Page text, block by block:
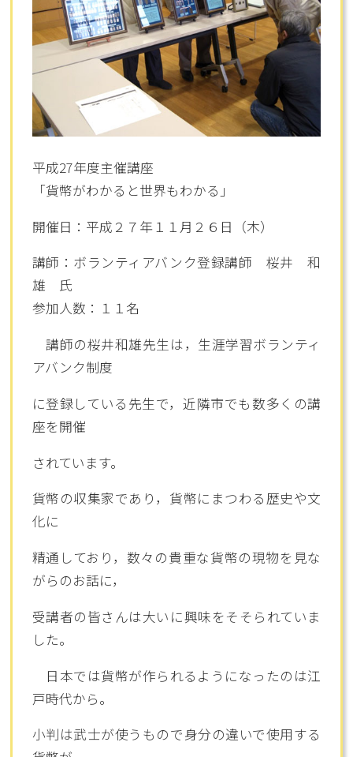
平成27年度主催講座
「貨幣がわかると世界もわかる」
開催日：平成２７年１１月２６日（木）
講師：ボランティアバンク登録講師 桜井 和
雄 氏
参加人数：１１名
講師の桜井和雄先生は，生涯学習ボランティ
アバンク制度
に登録している先生で，近隣市でも数多くの講
座を開催
されています。
貨幣の収集家であり，貨幣にまつわる歴史や文
化に
精通しており，数々の貴重な貨幣の現物を見な
がらのお話に，
受講者の皆さんは大いに興味をそそられていま
した。
日本では貨幣が作られるようになったのは江
戸時代から。
小判は武士が使うもので身分の違いで使用する